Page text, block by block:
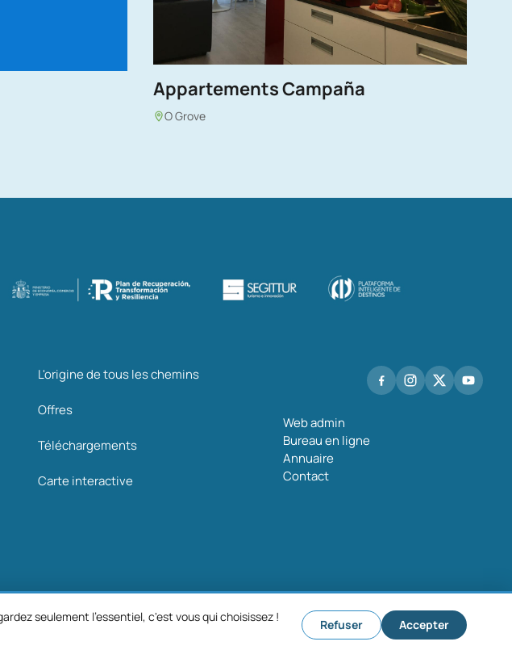
Appartements Campaña
O Grove
L'origine de tous les chemins
Offres
Téléchargements
Carte interactive
Web admin
Bureau en ligne
Annuaire
Contact
Mentions légalesPolitique de confidentialitéPolitique de cookiesParamètres des cookies
seulement l'essentiel, c'est vous qui choisissez !
Refuser Accepter